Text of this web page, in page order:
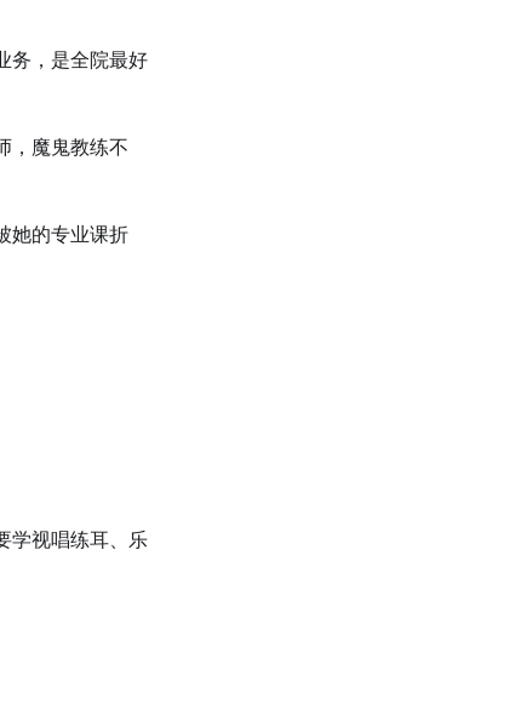
务，是全院最好
，魔鬼教练不
她的专业课折
学视唱练耳、乐